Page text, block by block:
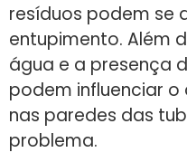
resíduos podem se
entupimento. Além
água e a presença
podem influenciar
nas paredes das
problema.